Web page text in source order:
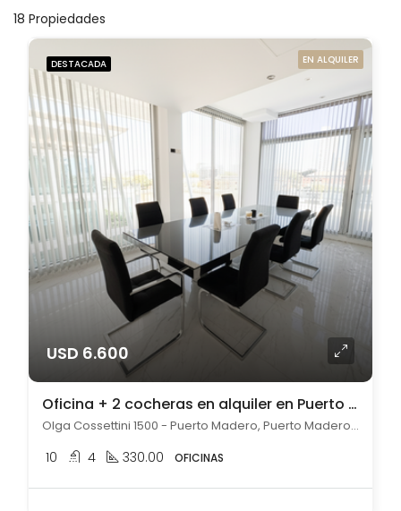
18 Propiedades
DESTACADA EN ALQUILER
USD 6.600
Oficina + 2 cocheras en alquiler en Puerto Madero 330m2
Olga Cossettini 1500 - Puerto Madero, Puerto Madero, Capital Federal
10 4 330.00 OFICINAS